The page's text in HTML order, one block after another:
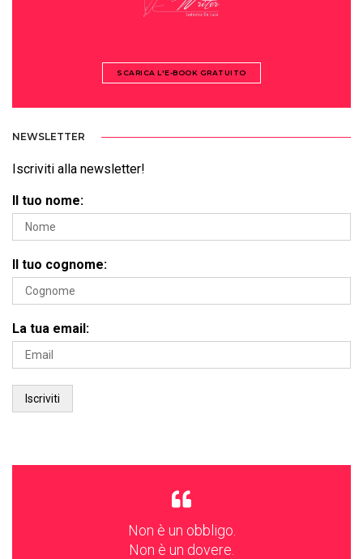
SCARICA L'E-BOOK GRATUITO
NEWSLETTER
Iscriviti alla newsletter!
Il tuo nome:
Il tuo cognome:
La tua email:
Non è un obbligo.
Non è un dovere.